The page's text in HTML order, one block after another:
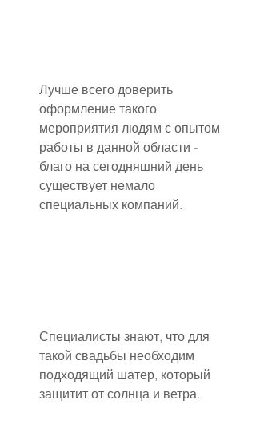
Лучше всего доверить
оформление такого
мероприятия людям с опытом
работы в данной области -
благо на сегодняшний день
существует немало
специальных компаний.
Специалисты знают, что для
такой свадьбы необходим
подходящий шатер, который
защитит от солнца и ветра.